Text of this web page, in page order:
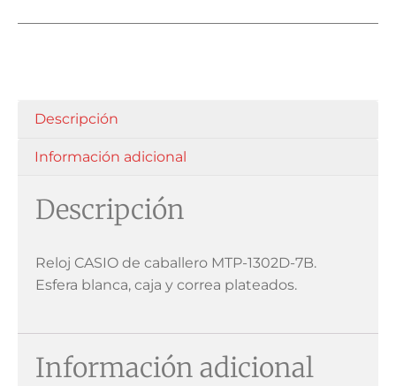
Descripción
Información adicional
Descripción
Reloj CASIO de caballero MTP-1302D-7B.
Esfera blanca, caja y correa plateados.
Información adicional